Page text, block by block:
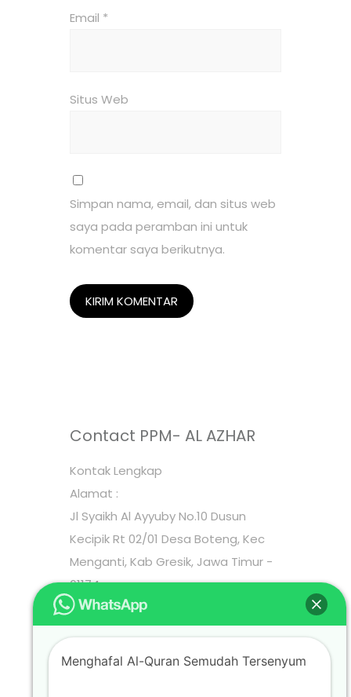
Email *
Situs Web
Simpan nama, email, dan situs web
saya pada peramban ini untuk
komentar saya berikutnya.
Contact PPM- AL AZHAR
Kontak Lengkap
Alamat :
Jl Syaikh Al Ayyuby No.10 Dusun
Kecipik Rt 02/01 Desa Boteng, Kec
Menganti, Kab Gresik, Jawa Timur -
61174
Phone :
CS PPM AL-AZHAR 0858 7865 9555
Email : cs@ppm-alazhar.com
Menghafal Al-Quran Semudah Tersenyum